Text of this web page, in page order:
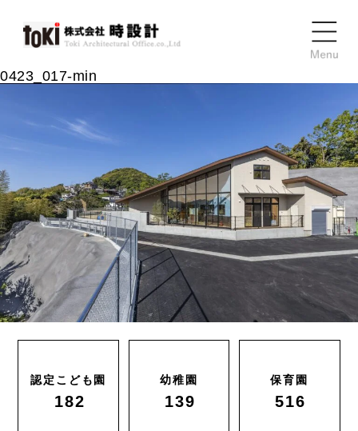
0423_017-min
認定こども園
182
幼稚園
139
保育園
516